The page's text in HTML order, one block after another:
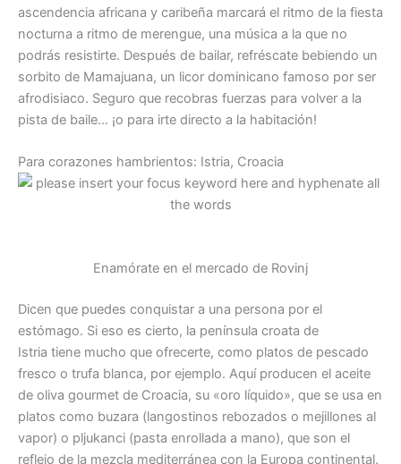
ascendencia africana y caribeña marcará el ritmo de la fiesta
nocturna a ritmo de merengue, una música a la que no
podrás resistirte. Después de bailar, refréscate bebiendo un
sorbito de Mamajuana, un licor dominicano famoso por ser
afrodisiaco. Seguro que recobras fuerzas para volver a la
pista de baile… ¡o para irte directo a la habitación!
Para corazones hambrientos: Istria, Croacia
Enamórate en el mercado de Rovinj
Dicen que puedes conquistar a una persona por el
estómago. Si eso es cierto, la península croata de
Istria tiene mucho que ofrecerte, como platos de pescado
fresco o trufa blanca, por ejemplo. Aquí producen el aceite
de oliva gourmet de Croacia, su «oro líquido», que se usa en
platos como buzara (langostinos rebozados o mejillones al
vapor) o pljukanci (pasta enrollada a mano), que son el
reflejo de la mezcla mediterránea con la Europa continental.